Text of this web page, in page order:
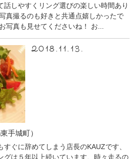
話しやすくリング選びの楽しい時間あり
真撮るのも好きと共通点嬉しかったで
写真も見せてくださいね！ お...
2018.11.13.
手城町）
ぐに辞めてしまう店長のKAUZです、
グは５年以上続いています、時々走るの